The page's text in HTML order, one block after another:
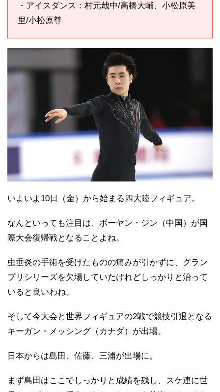
・アイスダンス：村元哉中/高橋大輔、小松原美
里/小松原尊
いよいよ10日（金）から始まる四大陸フィギュア。
なんといっても注目は、ボーヤン・ジン（中国）が国
際大会復帰戦となることよね。
虫垂炎の手術を受けたものの痛みが引かずに、グラン
プリシリーズを欠場していたけれどしっかりと治って
いると良いわね。
そして今大会と世界フィギュアの2戦で競技引退となる
キーガン・メッシング（カナダ）が出場。
日本からは島田、佐藤、三浦が出場に。
まず島田はここでしっかりと成績を残し、スケ連に世